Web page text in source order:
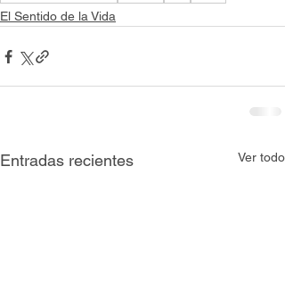
El Sentido de la Vida
Entradas recientes Ver todo